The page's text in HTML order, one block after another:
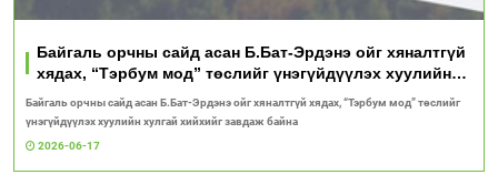
Байгаль орчны сайд асан Б.Бат-Эрдэнэ ойг хяналтгүй
хядах, “Тэрбум мод” төслийг үнэгүйдүүлэх хуулийн
хулгай хийхийг завдаж байна
Байгаль орчны сайд асан Б.Бат-Эрдэнэ ойг хяналтгүй хядах, “Тэрбум мод” төслийг
үнэгүйдүүлэх хуулийн хулгай хийхийг завдаж байна
2026-06-17